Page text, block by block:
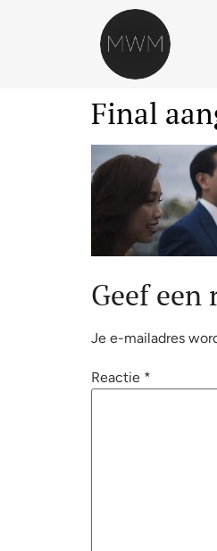
Final
Geef een
Je e-mailadres
Reactie *